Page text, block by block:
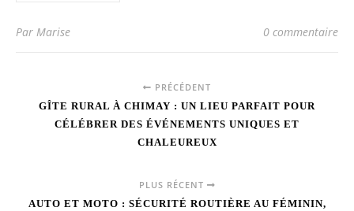
Par Marise 0 commentaire
PRÉCÉDENT
GÎTE RURAL À CHIMAY : UN LIEU PARFAIT POUR
CÉLÉBRER DES ÉVÉNEMENTS UNIQUES ET
CHALEUREUX
PLUS RÉCENT
AUTO ET MOTO : SÉCURITÉ ROUTIÈRE AU FÉMININ,